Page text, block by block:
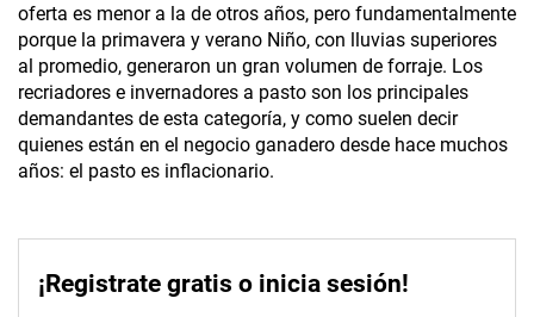
oferta es menor a la de otros años, pero fundamentalmente
porque la primavera y verano Niño, con lluvias superiores
al promedio, generaron un gran volumen de forraje. Los
recriadores e invernadores a pasto son los principales
demandantes de esta categoría, y como suelen decir
quienes están en el negocio ganadero desde hace muchos
años: el pasto es inflacionario.
¡Registrate gratis o inicia sesión!